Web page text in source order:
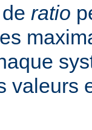
ratio
valeurs